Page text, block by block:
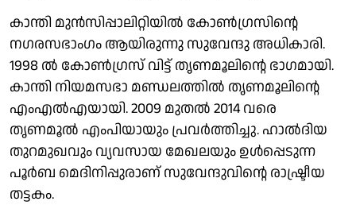
കാന്തി മുന്‍സിപ്പാലിറ്റിയില്‍ കോണ്‍ഗ്രസിന്റെ
നഗരസഭാംഗം ആയിരുന്നു സുവേന്ദു അധികാരി.
1998 ല്‍ കോണ്‍ഗ്രസ് വിട്ട് തൃണമൂലിന്റെ ഭാഗമായി.
കാന്തി നിയമസഭാ മണ്ഡലത്തില്‍ തൃണമൂലിന്റെ
എംഎല്‍എയായി. 2009 മുതല്‍ 2014 വരെ
തൃണമൂല്‍ എംപിയായും പ്രവര്‍ത്തിച്ചു. ഹാല്‍ദിയ
തുറമുഖവും വ്യവസായ മേഖലയും ഉള്‍പ്പെടുന്ന
പൂര്‍ബ മെദിനിപ്പുരാണ് സുവേന്ദുവിന്റെ രാഷ്ട്രീയ
തട്ടകം.